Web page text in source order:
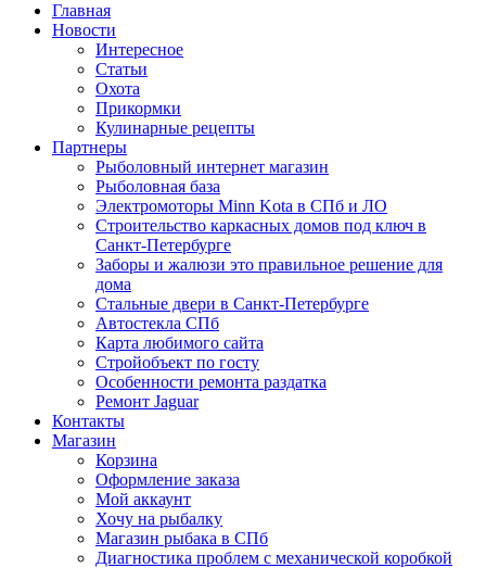
Главная
Новости
Интересное
Статьи
Охота
Прикормки
Кулинарные рецепты
Партнеры
Рыболовный интернет магазин
Рыболовная база
Электромоторы Minn Kota в СПб и ЛО
Строительство каркасных домов под ключ в
Санкт-Петербурге
Заборы и жалюзи это правильное решение для
дома
Стальные двери в Санкт-Петербурге
Автостекла СПб
Карта любимого сайта
Стройобъект по госту
Особенности ремонта раздатка
Ремонт Jaguar
Контакты
Магазин
Корзина
Оформление заказа
Мой аккаунт
Хочу на рыбалку
Магазин рыбака в СПб
Диагностика проблем с механической коробкой